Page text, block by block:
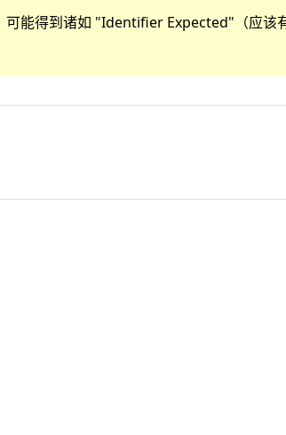
可能得到诸如 "Identifier Expected"（应该